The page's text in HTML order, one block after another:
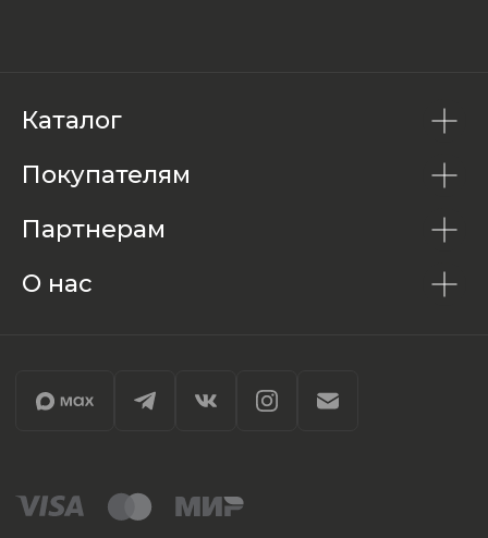
Каталог
Покупателям
Партнерам
О нас